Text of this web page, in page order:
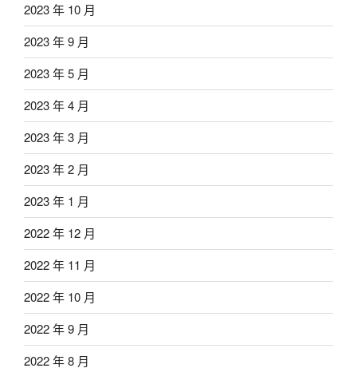
2023 年 10 月
2023 年 9 月
2023 年 5 月
2023 年 4 月
2023 年 3 月
2023 年 2 月
2023 年 1 月
2022 年 12 月
2022 年 11 月
2022 年 10 月
2022 年 9 月
2022 年 8 月